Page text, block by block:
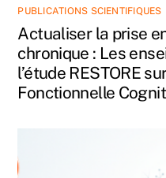
PUBLICATIONS SCIENTIFIQUES
Actualiser la prise
chronique : Les
l’étude RESTORE
Fonctionnelle